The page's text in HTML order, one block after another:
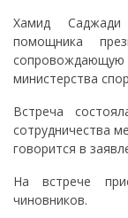
Хамид
помощника
министерства
Встреча
сотрудничества
говорится в
На встрече
чиновников.